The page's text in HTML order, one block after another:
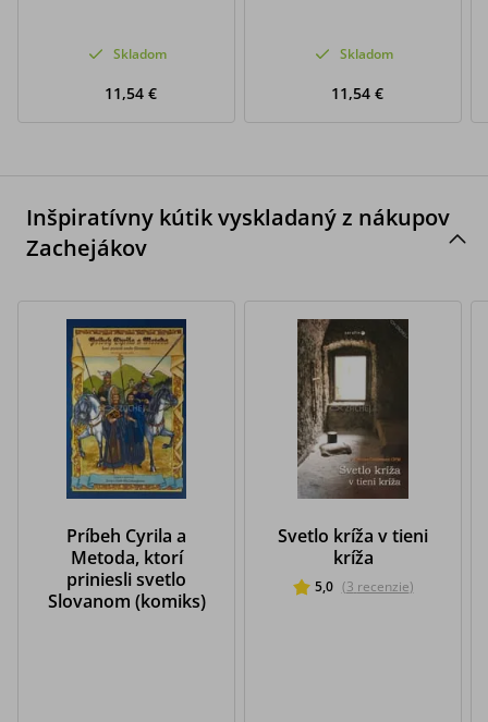
Skladom
11,54 €
Skladom
11,54 €
Inšpiratívny kútik vyskladaný z nákupov
Zachejákov
Príbeh Cyrila a
Metoda, ktorí
priniesli svetlo
Slovanom (komiks)
Svetlo kríža v tieni
kríža
5,0 (3 recenzie)